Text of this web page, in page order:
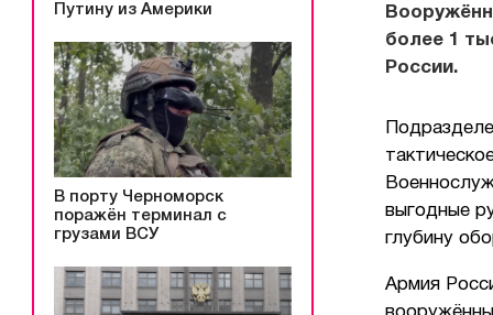
Путину из Америки
В порту Черноморск
поражён терминал с
грузами ВСУ
более 1
России.
выгодные
глубину
Армия